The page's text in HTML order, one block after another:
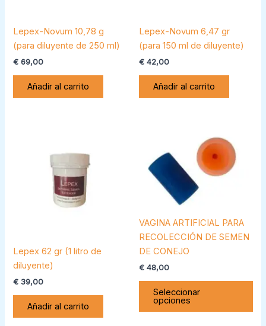
Lepex-Novum 10,78 g
(para diluyente de 250 ml)
€ 69,00
Añadir al carrito
Lepex-Novum 6,47 gr
(para 150 ml de diluyente)
€ 42,00
Añadir al carrito
Lepex 62 gr (1 litro de
diluyente)
€ 39,00
Añadir al carrito
VAGINA ARTIFICIAL PARA
RECOLECCIÓN DE SEMEN
DE CONEJO
€ 48,00
Seleccionar
opciones
de